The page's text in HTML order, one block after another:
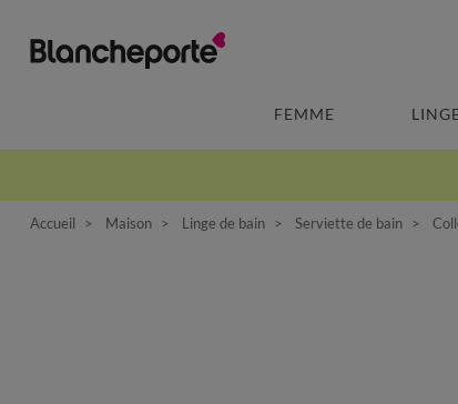
FEMME
Accueil Maison Linge de bain Serviette de bain